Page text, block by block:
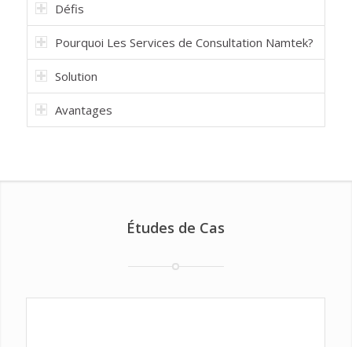
Défis
Pourquoi Les Services de Consultation Namtek?
Solution
Avantages
Études de Cas